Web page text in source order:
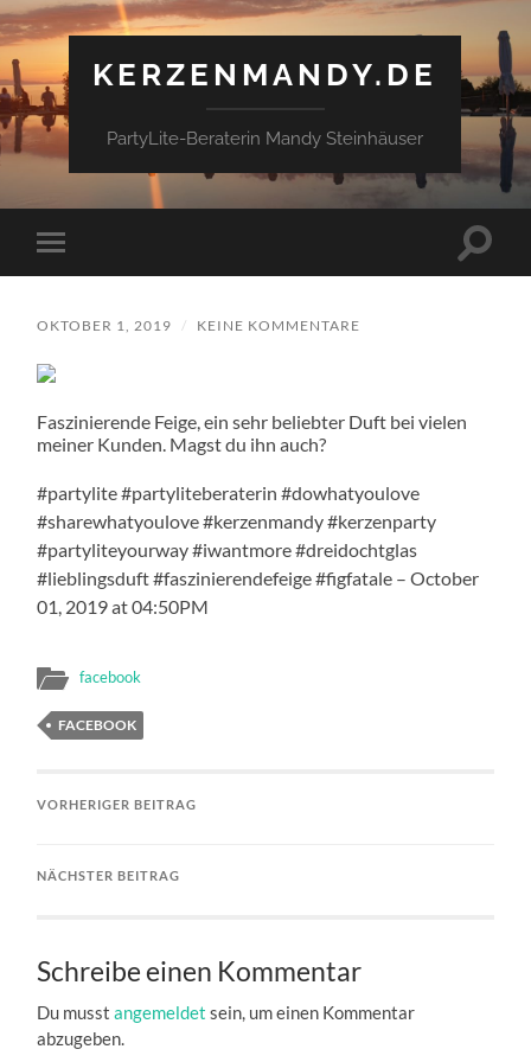
KERZENMANDY.DE
PartyLite-Beraterin Mandy Steinhäuser
Mobile-
Menü
OKTOBER 1, 2019 / KEINE KOMMENTARE
Faszinierende Feige, ein sehr beliebter Duft bei vielen
meiner Kunden. Magst du ihn auch?
#partylite #partyliteberaterin #dowhatyoulove
#sharewhatyoulove #kerzenmandy #kerzenparty
#partyliteyourway #iwantmore #dreidochtglas
#lieblingsduft #faszinierendefeige #figfatale – October
01, 2019 at 04:50PM
facebook
FACEBOOK
VORHERIGER BEITRAG
NÄCHSTER BEITRAG
Schreibe einen Kommentar
Du musstangemeldet sein, um einen Kommentar
abzugeben.